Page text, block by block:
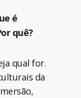
é
quê?
qual for.
da